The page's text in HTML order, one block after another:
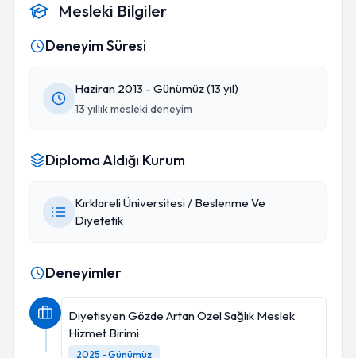
Mesleki Bilgiler
Deneyim Süresi
Haziran 2013 - Günümüz (13 yıl)
13 yıllık mesleki deneyim
Diploma Aldığı Kurum
Kırklareli Üniversitesi / Beslenme Ve
Diyetetik
Deneyimler
Diyetisyen Gözde Artan Özel Sağlık Meslek
Hizmet Birimi
2025 - Günümüz